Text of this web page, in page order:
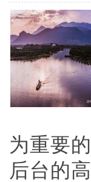
为重要
后台的